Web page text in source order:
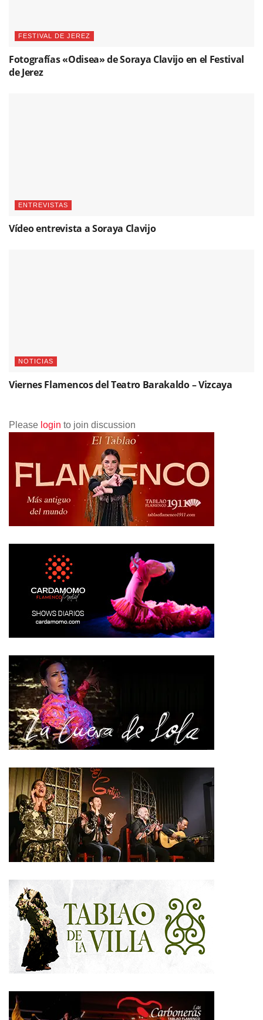
FESTIVAL DE JEREZ
Fotografías «Odisea» de Soraya Clavijo en el Festival
de Jerez
ENTREVISTAS
Vídeo entrevista a Soraya Clavijo
NOTICIAS
Viernes Flamencos del Teatro Barakaldo – Vizcaya
Please login to join discussion